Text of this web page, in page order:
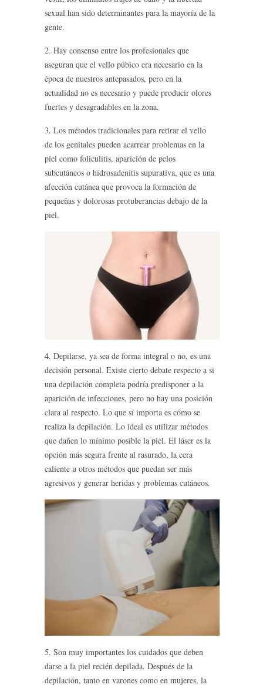
sexual han sido determinantes para la mayoría de la
gente.
2. Hay consenso entre los profesionales que
aseguran que el vello púbico era necesario en la
época de nuestros antepasados, pero en la
actualidad no es necesario y puede producir olores
fuertes y desagradables en la zona.
3. Los métodos tradicionales para retirar el vello
de los genitales pueden acarrear problemas en la
piel como foliculitis, aparición de pelos
subcutáneos o hidrosadenitis supurativa, que es una
afección cutánea que provoca la formación de
pequeñas y dolorosas protuberancias debajo de la
piel.
4. Depilarse, ya sea de forma integral o no, es una
decisión personal. Existe cierto debate respecto a si
una depilación completa podría predisponer a la
aparición de infecciones, pero no hay una posición
clara al respecto. Lo que sí importa es cómo se
realiza la depilación. Lo ideal es utilizar métodos
que dañen lo mínimo posible la piel. El láser es la
opción más segura frente al rasurado, la cera
caliente u otros métodos que puedan ser más
agresivos y generar heridas y problemas cutáneos.
5. Son muy importantes los cuidados que deben
darse a la piel recién depilada. Después de la
depilación, tanto en varones como en mujeres, la